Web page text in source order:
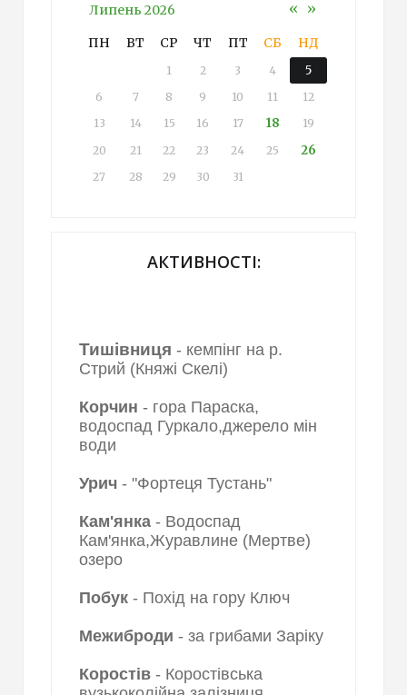
«
Липень 2026 »
ПН ВТ СР ЧТ ПТ СБ НД
1 2 3 4 5
6 7 8 9 10 11
12
13
14 15 16 17 18
19
20
21 22 23 24 25 26
27 28 29 30 31
АКТИВНОСТІ:
Тишівниця - кемпінг на р.
Стрий (Княжі Скелі)
Корчин - гора Параска,
водоспад Гуркало,джерело мін
води
Урич - "Фортеця Тустань"
Кам'янка - Водоспад
Кам'янка,Журавлине (Мертве)
озеро
Побук - Похід на гору Ключ
Межиброди - за грибами Заріку
Коростів - Коростівська